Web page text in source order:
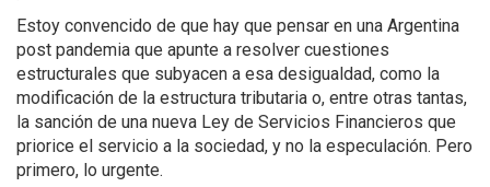
Estoy convencido de que hay que pensar en una Argentina
post pandemia que apunte a resolver cuestiones
estructurales que subyacen a esa desigualdad, como la
modificación de la estructura tributaria o, entre otras tantas,
la sanción de una nueva Ley de Servicios Financieros que
priorice el servicio a la sociedad, y no la especulación. Pero
primero, lo urgente.